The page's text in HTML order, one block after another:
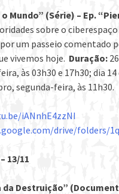
Mundo” (Série) – Ep.
sobre o
um passeio comentado
vivemos hoje. Duração:
às 03h30 e 17h30; dia
segunda-feira, às 11h30.
iANnhE4zzNI
drive/folders/
13/11
Destruição”